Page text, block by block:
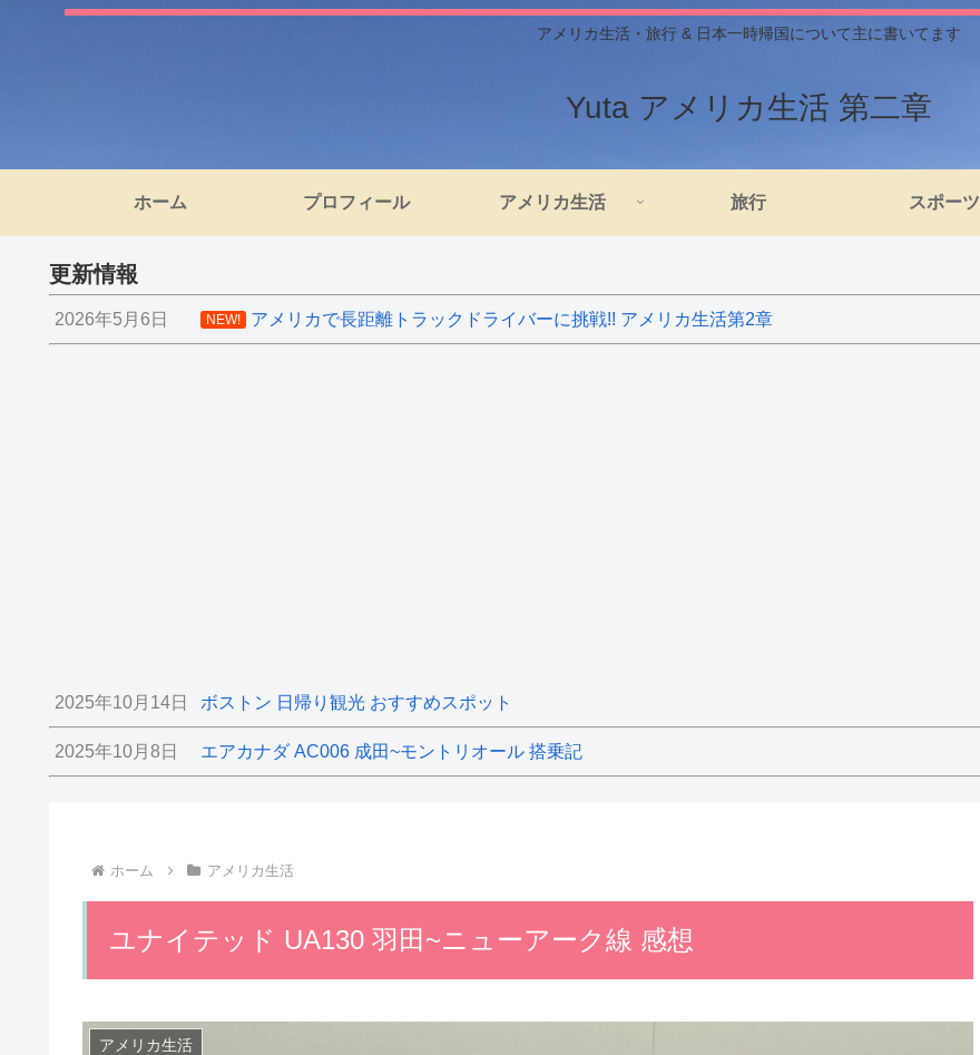
アメリカ生活・旅行 & 日本一時帰国について主に書いてます
Yuta アメリカ生活 第二章
ホーム プロフィール アメリカ生活 旅行 スポーツ
更新情報
2026年5月6日 NEW! アメリカで長距離トラックドライバーに挑戦!! アメリカ生活第2章
2025年10月14日 ボストン 日帰り観光 おすすめスポット
2025年10月8日 エアカナダ AC006 成田~モントリオール 搭乗記
ホーム アメリカ生活
ユナイテッド UA130 羽田~ニューアーク線 感想
アメリカ生活